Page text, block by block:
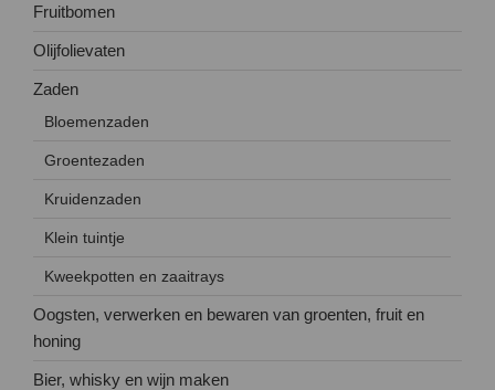
Fruitbomen
Olijfolievaten
Zaden
Bloemenzaden
Groentezaden
Kruidenzaden
Klein tuintje
Kweekpotten en zaaitrays
Oogsten, verwerken en bewaren van groenten, fruit en
honing
Bier, whisky en wijn maken